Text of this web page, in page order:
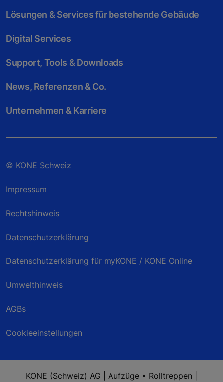
Lösungen & Services für bestehende Gebäude
Digital Services
Support, Tools & Downloads
News, Referenzen & Co.
Unternehmen & Karriere
© KONE Schweiz
Impressum
Rechtshinweis
Datenschutzerklärung
Datenschutzerklärung für myKONE / KONE Online
Umwelthinweis
AGBs
Cookieeinstellungen
KONE (Schweiz) AG | Aufzüge • Rolltreppen |